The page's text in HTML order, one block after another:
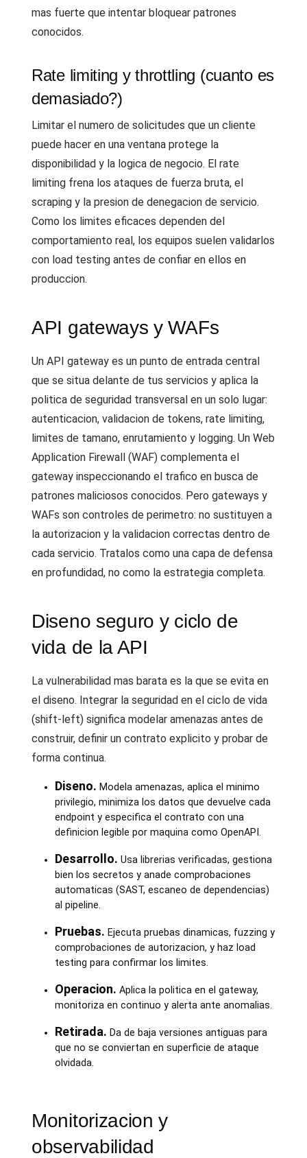
mas fuerte que intentar bloquear patrones
conocidos.
Rate limiting y throttling (cuanto es
demasiado?)
Limitar el numero de solicitudes que un cliente
puede hacer en una ventana protege la
disponibilidad y la logica de negocio. El rate
limiting frena los ataques de fuerza bruta, el
scraping y la presion de denegacion de servicio.
Como los limites eficaces dependen del
comportamiento real, los equipos suelen validarlos
con load testing antes de confiar en ellos en
produccion.
API gateways y WAFs
Un API gateway es un punto de entrada central
que se situa delante de tus servicios y aplica la
politica de seguridad transversal en un solo lugar:
autenticacion, validacion de tokens, rate limiting,
limites de tamano, enrutamiento y logging. Un Web
Application Firewall (WAF) complementa el
gateway inspeccionando el trafico en busca de
patrones maliciosos conocidos. Pero gateways y
WAFs son controles de perimetro: no sustituyen a
la autorizacion y la validacion correctas dentro de
cada servicio. Tratalos como una capa de defensa
en profundidad, no como la estrategia completa.
Diseno seguro y ciclo de
vida de la API
La vulnerabilidad mas barata es la que se evita en
el diseno. Integrar la seguridad en el ciclo de vida
(shift-left) significa modelar amenazas antes de
construir, definir un contrato explicito y probar de
forma continua.
Diseno. Modela amenazas, aplica el minimo
privilegio, minimiza los datos que devuelve cada
endpoint y especifica el contrato con una
definicion legible por maquina como OpenAPI.
Desarrollo. Usa librerias verificadas, gestiona
bien los secretos y anade comprobaciones
automaticas (SAST, escaneo de dependencias)
al pipeline.
Pruebas. Ejecuta pruebas dinamicas, fuzzing y
comprobaciones de autorizacion, y haz load
testing para confirmar los limites.
Operacion. Aplica la politica en el gateway,
monitoriza en continuo y alerta ante anomalias.
Retirada. Da de baja versiones antiguas para
que no se conviertan en superficie de ataque
olvidada.
Monitorizacion y
observabilidad